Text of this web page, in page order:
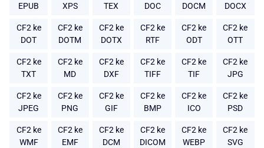
EPUB
XPS
TEX
DOC
DOCM
DOCX
CF2 ke
DOT
CF2 ke
DOTM
CF2 ke
DOTX
CF2 ke
RTF
CF2 ke
ODT
CF2 ke
OTT
CF2 ke
TXT
CF2 ke
MD
CF2 ke
DXF
CF2 ke
TIFF
CF2 ke
TIF
CF2 ke
JPG
CF2 ke
JPEG
CF2 ke
PNG
CF2 ke
GIF
CF2 ke
BMP
CF2 ke
ICO
CF2 ke
PSD
CF2 ke
WMF
CF2 ke
EMF
CF2 ke
DCM
CF2 ke
DICOM
CF2 ke
WEBP
CF2 ke
SVG